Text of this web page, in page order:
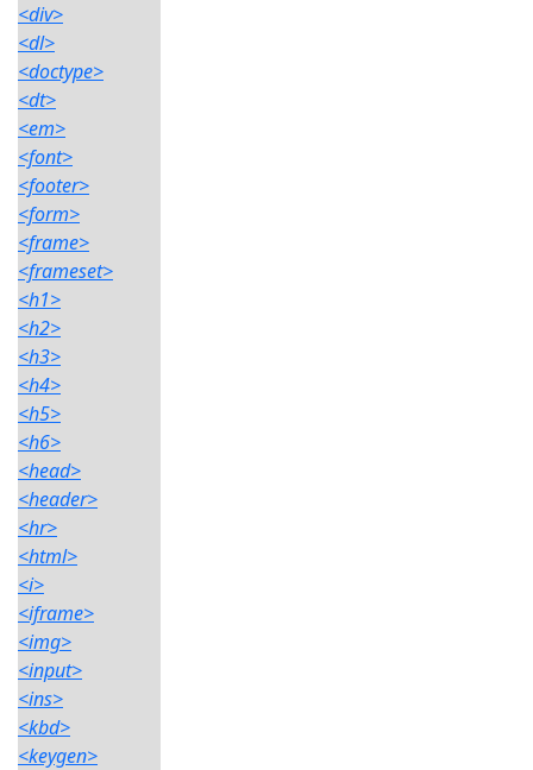
<div>
<dl>
<doctype>
<dt>
<em>
<font>
<footer>
<form>
<frame>
<frameset>
<h1>
<h2>
<h3>
<h4>
<h5>
<h6>
<head>
<header>
<hr>
<html>
<i>
<iframe>
<img>
<input>
<ins>
<kbd>
<keygen>